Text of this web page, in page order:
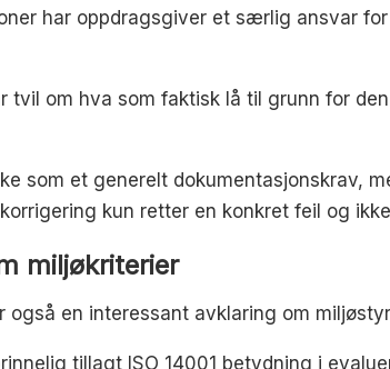
har oppdragsgiver et særlig ansvar
tvil om hva som faktisk lå til grunn for
som et generelt dokumentasjonskrav,
kun retter en konkret feil og
miljøkriterier
også en interessant avklaring om
tillagt ISO 14001 betydning i